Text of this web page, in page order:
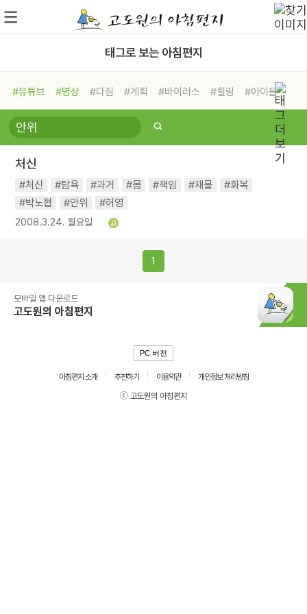
태그로 보는 아침편지
#유튜브 #명상 #다짐 #계획 #바이러스 #힐링
#아이들
#비전캠프
#독서캠프 #삶
#희망
#나눔 #친구 #링컨학교
#독서
처신
#처신 #탐욕 #과거 #몸 #책임 #재물
#화복
#박노협
#안위 #허영
2008.3.24. 월요일
1
모바일 앱 다운로드
고도원의 아침편지
PC 버전
아침편지 소개 추천하기 이용약관
개인정보 처리방침
ⓒ 고도원의 아침편지